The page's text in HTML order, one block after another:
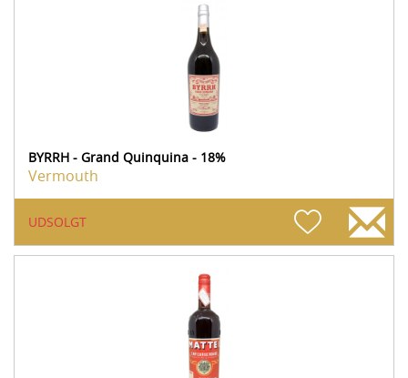
BYRRH - Grand Quinquina - 18%
Vermouth
UDSOLGT